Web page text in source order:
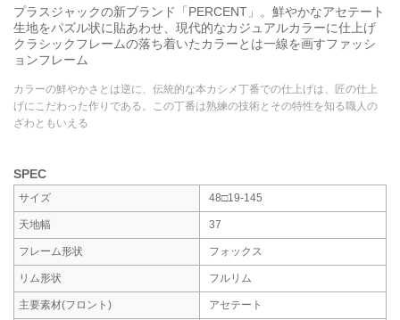
プラスジャックの新ブランド「PERCENT」。鮮やかなアセテート
生地をパズル状に貼あわせ、現代的なカジュアルカラーに仕上げ
クラシックフレームの落ち着いたカラーとは一線を画すファッシ
ョンフレーム
カラーの鮮やかさとは逆に、伝統的な本カシメ丁番での仕上げは、匠の仕上
げにこだわった作りである。この丁番は熟練の技術とその特性を知る職人の
ざわともいえる
SPEC
サイズ 48□19-145
天地幅 37
フレーム形状 フォックス
リム形状 フルリム
主要素材(フロント) アセテート